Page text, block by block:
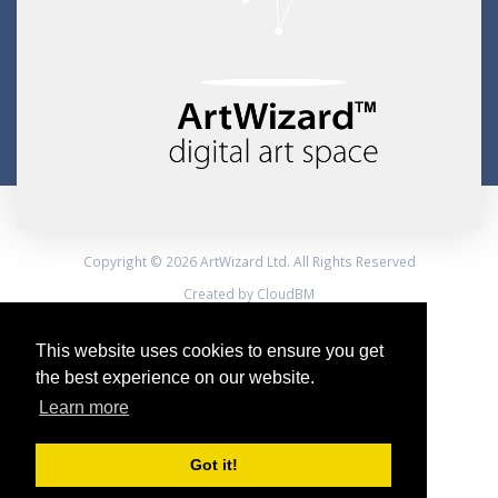
This website uses cookies to ensure you get
the best experience on our website.
Learn more
Got it!
Copyright © 2026 ArtWizard Ltd. All Rights Reserved
Created by CloudBM